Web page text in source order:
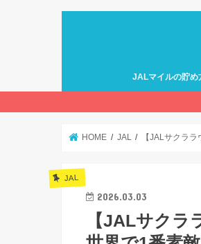
JALマイルの貯め
HOME JAL 【JALサクラ
JAL
2026.03.03
【JALサクラ